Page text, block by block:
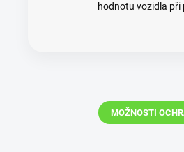
hodnotu vozidla při
MOŽNOSTI